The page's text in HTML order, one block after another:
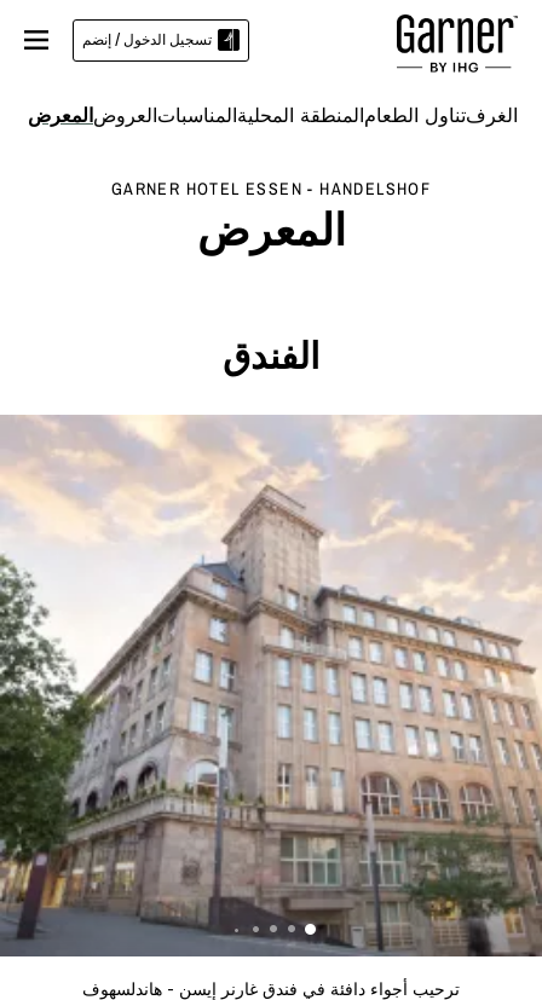
تسجيل الدخول / إنضم
الغرفتناول الطعامالمنطقة المحليةالمناسباتالعروضالمعرض
GARNER HOTEL ESSEN - HANDELSHOF
المعرض
الفندق
ترحيب أجواء دافئة في فندق غارنر إيسن - هاندلسهوف